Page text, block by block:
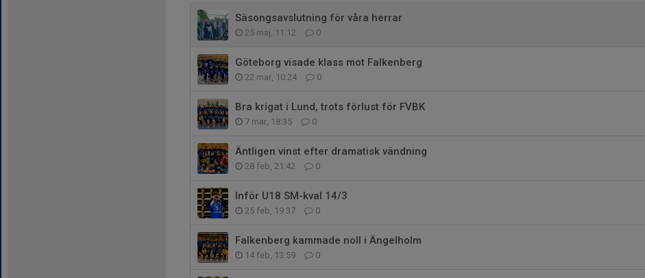
Säsongsavslutning för våra herrar
25 maj, 11:12 0
Göteborg visade klass mot Falkenberg
22 mar, 10:24 0
Bra krigat i Lund, trots förlust för FVBK
7 mar, 18:35 0
Äntligen vinst efter dramatisk vändning
28 feb, 21:42 0
Inför U18 SM-kval 14/3
25 feb, 19:37 0
Falkenberg kammade noll i Ängelholm
14 feb, 13:59 0